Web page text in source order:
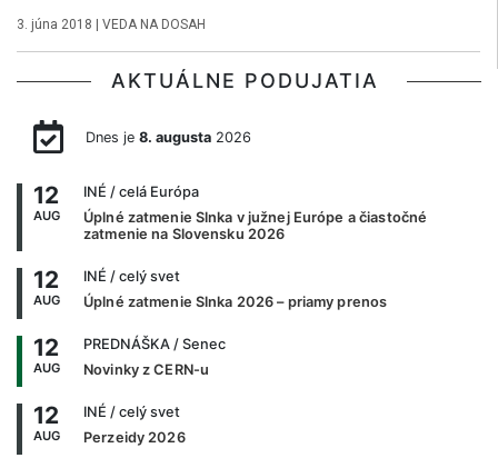
3. júna 2018 | VEDA NA DOSAH
AKTUÁLNE PODUJATIA
Dnes je 8. augusta2026
12
AUG
INÉ / celá Európa
Úplné zatmenie Slnka v južnej Európe a čiastočné
zatmenie na Slovensku 2026
12
AUG
INÉ / celý svet
Úplné zatmenie Slnka 2026 – priamy prenos
12
AUG
PREDNÁŠKA / Senec
Novinky z CERN-u
12
AUG
INÉ / celý svet
Perzeidy 2026